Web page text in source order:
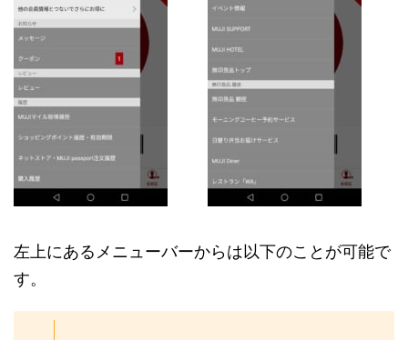
左上にあるメニューバーからは以下のことが可能で
す。